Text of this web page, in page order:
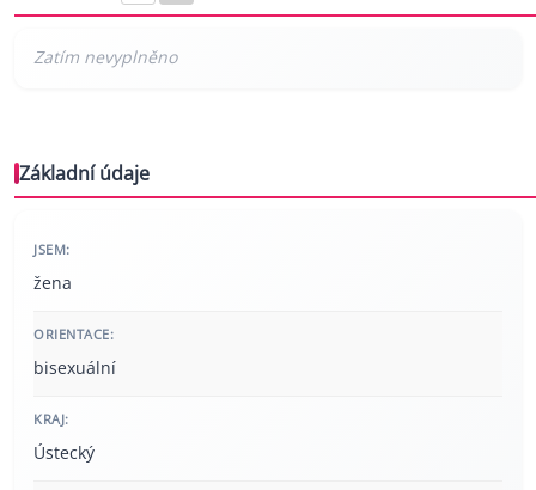
Základní údaje
JSEM:
žena
ORIENTACE:
bisexuální
KRAJ:
Ústecký